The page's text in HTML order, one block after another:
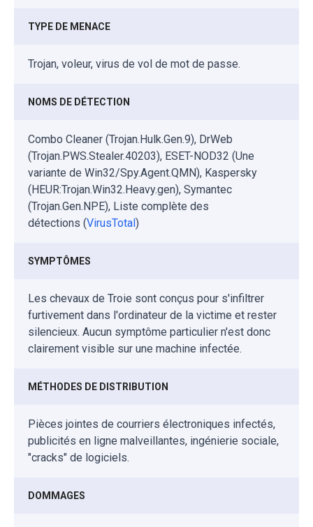
TYPE DE MENACE
Trojan, voleur, virus de vol de mot de passe.
NOMS DE DÉTECTION
Combo Cleaner (Trojan.Hulk.Gen.9), DrWeb
(Trojan.PWS.Stealer.40203), ESET-NOD32 (Une
variante de Win32/Spy.Agent.QMN), Kaspersky
(HEUR:Trojan.Win32.Heavy.gen), Symantec
(Trojan.Gen.NPE), Liste complète des
détections (VirusTotal)
SYMPTÔMES
Les chevaux de Troie sont conçus pour s'infiltrer
furtivement dans l'ordinateur de la victime et rester
silencieux. Aucun symptôme particulier n'est donc
clairement visible sur une machine infectée.
MÉTHODES DE DISTRIBUTION
Pièces jointes de courriers électroniques infectés,
publicités en ligne malveillantes, ingénierie sociale,
"cracks" de logiciels.
DOMMAGES